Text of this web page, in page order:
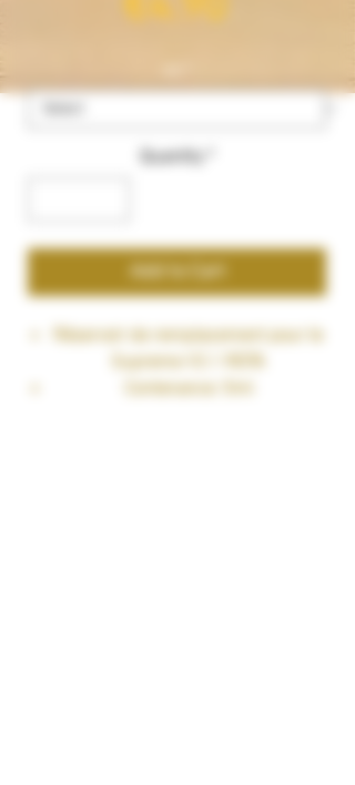
Quantity
Add to Cart
Réservoir de remplacement pour le
Supreme V2.1 RDTA
Contenance: 5ml